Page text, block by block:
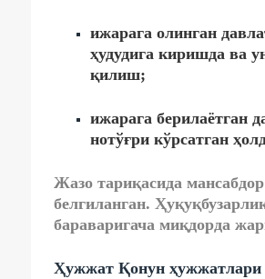
ижарага олинган
ҳудудига киришда ва
қилиш;
ижарага берилаётган
нотўғри кўрсатган
Жазо тариқасида
белгиланган.
бараваригача миқдорда
Ҳужжат Қонун ҳужжатлари